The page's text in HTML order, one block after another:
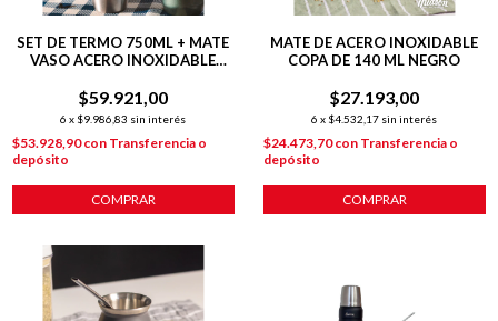
SET DE TERMO 750ML + MATE
VASO ACERO INOXIDABLE
$59.921,00
6 x $9.986,83 sin interés
$53.928,90con Transferencia o
depósito
MATE DE ACERO INOXIDABLE
COPA DE 140 ML NEGRO
$27.193,00
6 x $4.532,17 sin interés
$24.473,70con Transferencia o
depósito